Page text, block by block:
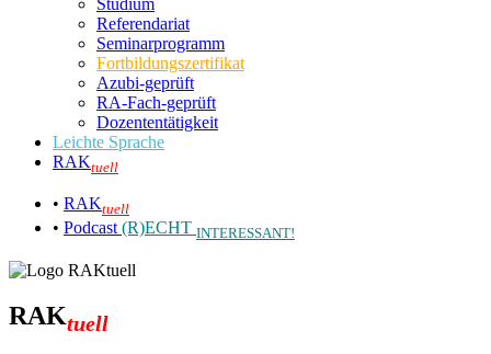
Studium
Referendariat
Seminarprogramm
Fortbildungszertifikat
Azubi-geprüft
RA-Fach-geprüft
Dozententätigkeit
Leichte Sprache
RAKtuell
• RAKtuell
• Podcast (R)ECHT INTERESSANT!
RAKtuell